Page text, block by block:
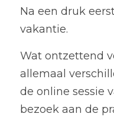
Na een druk
vakantie.
Wat ontzettend
allemaal
de online sessie
bezoek aan de